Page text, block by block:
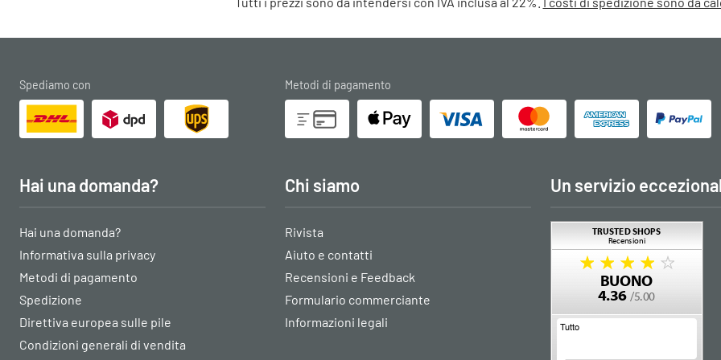
Spediamo con Metodi di pagamento
Hai una domanda?
Hai una domanda?
Informativa sulla privacy
Metodi di pagamento
Spedizione
Direttiva europea sulle pile
Condizioni generali di vendita
Chi siamo
Rivista
Aiuto e contatti
Recensioni e Feedback
Formulario commerciante
Informazioni legali
Un servizio